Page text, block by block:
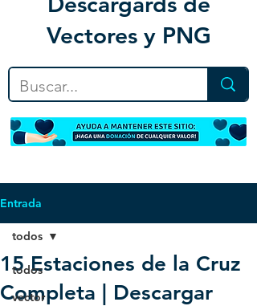
Vectores y PNG
Entrada
todos
vector
todos
15 Estaciones de la Cruz
Completa | Descargar